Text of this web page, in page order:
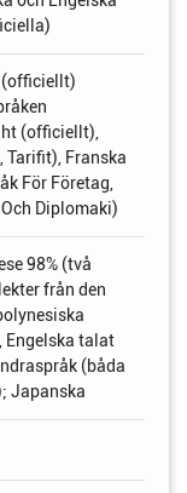
(officiellt),
Tarifit), Franska
För Företag,
Diplomaki)
98% (två
från den
Engelska talat
(båda
Japanska